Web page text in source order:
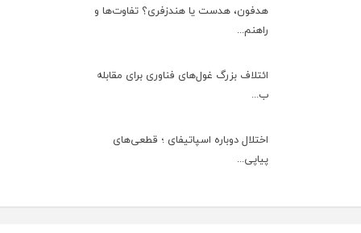
هدفون، هدست یا هندزفری؟ تفاوت‌ها و
راهنم...
ائتلاف بزرگ غول‌های فناوری برای مقابله
ب...
اختلال دوباره اسپاتیفای ؛ قطعی‌های
پیاپی...